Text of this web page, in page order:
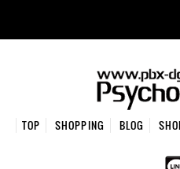
TOP SHOPPING BLOG